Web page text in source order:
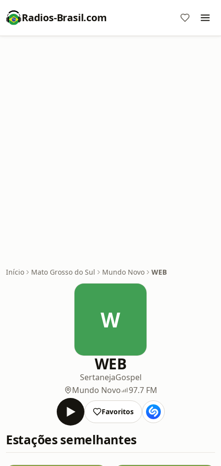
Radios-Brasil.com
Início Mato Grosso do Sul Mundo Novo WEB
W
WEB
SertanejaGospel
Mundo Novo
97.7 FM
Favoritos
Estações semelhantes